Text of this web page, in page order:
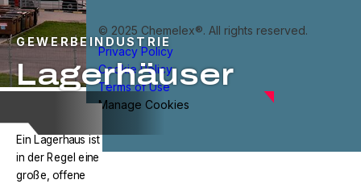
GEWERBEINDUSTRIE
Lagerhäuser
Ein Lagerhaus ist
in der Regel eine
große, offene
© 2025 Chemelex®. All rights reserved.
Privacy Policy
Cookie Policy
Terms of Use
Manage Cookies